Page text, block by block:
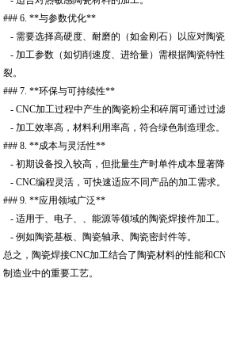
### 6. **与参数优化**
- 需要选择高硬度、耐磨的（如金刚石）以应对陶瓷
- 加工参数（如切削速度、进给量）需根据陶瓷特
裂。
### 7. **环保与可持续性**
- CNC加工过程中产生的陶瓷粉尘和碎屑可通过过
- 加工效率高，材料利用率高，符合绿色制造理念。
### 8. **成本与灵活性**
- 初期设备投入较高，但批量生产时单件成本显著降
- CNC编程灵活，可快速适应不同产品的加工需求。
### 9. **应用领域广泛**
- 适用于、电子、、能源等领域的陶瓷焊接件加工。
- 例如陶瓷基板、陶瓷轴承、陶瓷密封件等。
总之，陶瓷焊接CNC加工结合了陶瓷材料的性能和
制造业中的重要工艺。